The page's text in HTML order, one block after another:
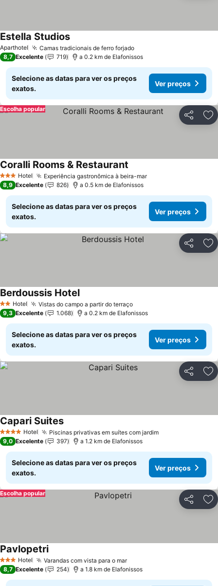
Aparthotel Camas tradicionais de ferro forjadoVer preços
Estella StudiosVer preços
8,7 Excelente 719 a 0.2 km de Elafonissos
Selecione as datas para ver os preços
exatos.
Ver preços
Partilhar
Escolha popular
3 EstrelasHotel Experiência gastronômica à beira-marVer preços
Coralli Rooms & Restaurant
8,9 Excelente 826 a 0.5 km de Elafonissos
Selecione as datas para ver os preços
exatos.
Ver preços
Partilhar
2 Estrelas
Hotel Vistas do campo a partir do terraçoVer preços
Berdoussis HotelVer preços
9,3 Excelente 1.068 a 0.2 km de Elafonissos
Selecione as datas para ver os preços
exatos.
Ver preços
Partilhar
4 EstrelasHotel Piscinas privativas em suítes com jardimVer preços
Capari SuitesVer preços
9,0 Excelente 397 a 1.2 km de Elafonissos
Selecione as datas para ver os preços
exatos.
Ver preços
Partilhar
Escolha popular
3 EstrelasHotel Varandas com vista para o marVer preços
PavlopetriVer preços
8,7 Excelente 254 a 1.8 km de Elafonissos